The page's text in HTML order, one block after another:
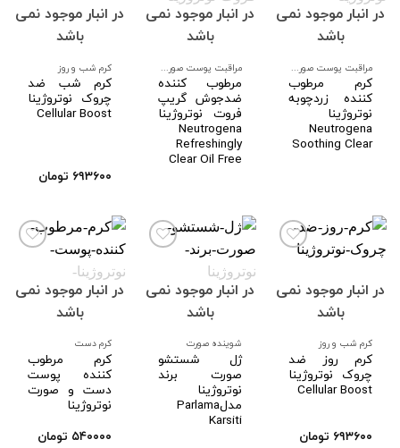
افزودن
ها
در انبار موجود نمی
باشد
مراقبت پوست صورت و بدن
کرم مرطوب
کننده زردچوبه
نوتروژینا
Neutrogena
Soothing Clear
افزودن
ها
در انبار موجود نمی
باشد
مراقبت پوست صورت و بدن
مرطوب کننده
ضدجوش گریپ
فروت نوتروژینا
Neutrogena
Refreshingly
Clear Oil Free
افزودن
در انبار موجود نمی
باشد
کرم شب و روز
کرم شب ضد
چروک نوتروژینا
Cellular Boost
۶۹۳۶۰۰ تومان
افزودن
در انبار موجود نمی
باشد
کرم شب و روز
کرم روز ضد
چروک نوتروژینا
Cellular Boost
۶۹۳۶۰۰ تومان
افزودن
در انبار موجود نمی
باشد
شوینده صورت
ژل شستشو
صورت برند
نوتروژینا
مدلParlama
Karsiti
افزودن
در انبار موجود نمی
باشد
کرم دست
کرم مرطوب
کننده پوست
دست و صورت
نوتروژینا
۵۴۰۰۰۰ تومان